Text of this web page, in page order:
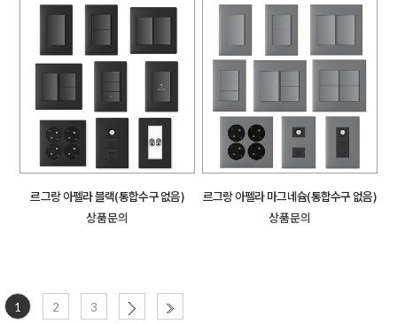
르그랑 아펠라 블랙(통합수구 없음)
상품문의
르그랑 아펠라 마그네슘(통합수구 없음)
상품문의
1 2 3